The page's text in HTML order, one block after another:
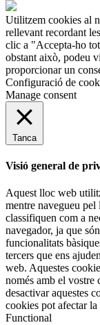
Utilitzem cookies al
rellevant recordant
clic a "Accepta-ho
obstant això, podeu
proporcionar un
Configuració de
Manage consent
Tanca
Visió general de
Aquest lloc web
mentre navegueu pel
classifiquen com a
navegador, ja que
funcionalitats
tercers que ens
web. Aquestes
només amb el vostre
desactivar aquestes
cookies pot afectar
Functional